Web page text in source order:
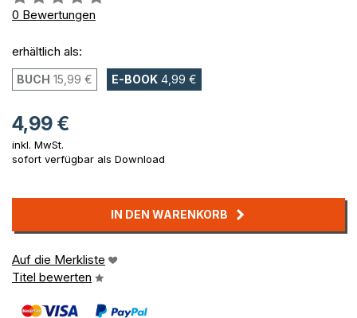
0%
0 Bewertungen
erhältlich als:
BUCH 15,99 € E-BOOK 4,99 €
4,99 €
inkl. MwSt.
sofort verfügbar als Download
IN DEN WARENKORB
Auf die Merkliste
Titel bewerten